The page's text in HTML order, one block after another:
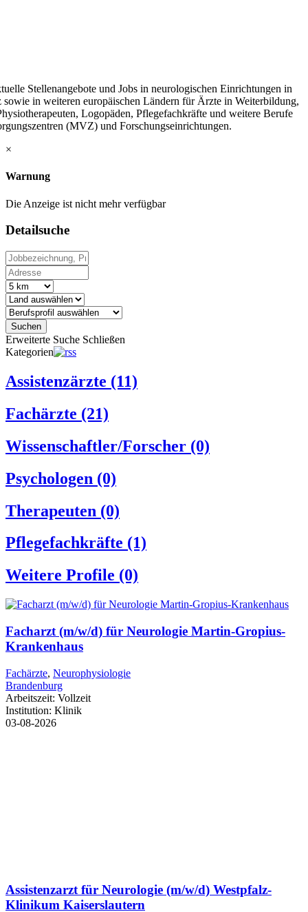
Stellenangebote und Jobs in neurologischen Einrichtungen in
in weiteren europäischen Ländern für Ärzte in Weiterbildung,
Logopäden, Pflegefachkräfte und weitere Berufe
(MVZ) und Forschungseinrichtungen.
×
Warnung
Die Anzeige ist nicht mehr verfügbar
Detailsuche
Suchen
Erweiterte Suche Schließen
Kategorien
Assistenzärzte (11)
Fachärzte (21)
Wissenschaftler/Forscher (0)
Psychologen (0)
Therapeuten (0)
Pflegefachkräfte (1)
Weitere Profile (0)
Facharzt (m/w/d) für Neurologie Martin-Gropius-
Krankenhaus
Fachärzte, Neurophysiologie
Brandenburg
Arbeitszeit: Vollzeit
Institution: Klinik
03-08-2026
Assistenzarzt für Neurologie (m/w/d) Westpfalz-
Klinikum Kaiserslautern